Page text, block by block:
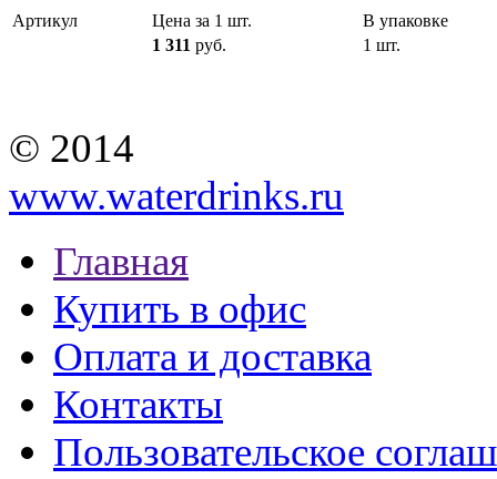
Артикул Цена за 1 шт.
В упаковке
1 311 руб. 1 шт.
© 2014
www.waterdrinks.ru
Главная
Купить в офис
Оплата и доставка
Контакты
Пользовательское